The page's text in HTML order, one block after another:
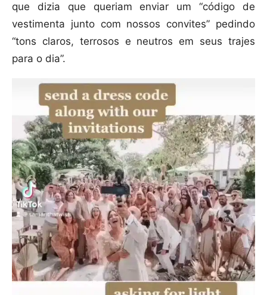
que dizia que queriam enviar um “código de
vestimenta junto com nossos convites” pedindo
“tons claros, terrosos e neutros em seus trajes
para o dia”.